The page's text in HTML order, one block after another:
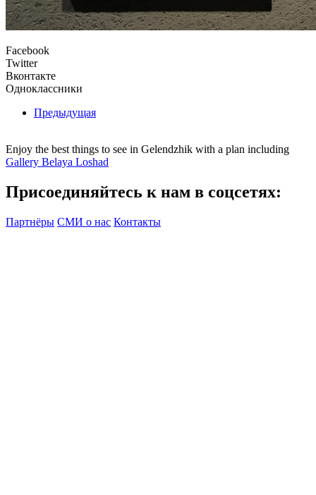
Facebook
Twitter
Вконтакте
Одноклассники
Предыдущая
Enjoy the best things to see in Gelendzhik with a plan including
Gallery Belaya Loshad
Присоединяйтесь к нам в соцсетях:
Партнёры СМИ о нас Контакты